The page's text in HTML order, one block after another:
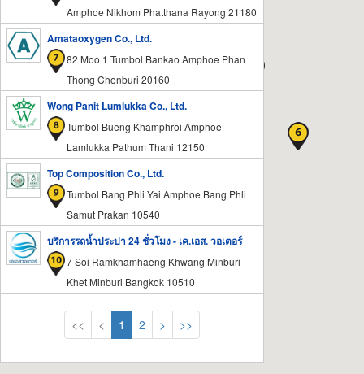
Amphoe Nikhom Phatthana Rayong 21180
Amataoxygen Co., Ltd.
82 Moo 1 Tumbol Bankao Amphoe Phan
Thong Chonburi 20160
Wong Panit Lumlukka Co., Ltd.
Tumbol Bueng Khamphroi Amphoe
Lamlukka Pathum Thani 12150
Top Composition Co., Ltd.
Tumbol Bang Phli Yai Amphoe Bang Phli
Samut Prakan 10540
บริการรถน้ำประปา 24 ชั่วโมง - เค.เอส. วอเตอร์
7 Soi Ramkhamhaeng Khwang Minburi
Khet Minburi Bangkok 10510
<< < 1 2 > >>